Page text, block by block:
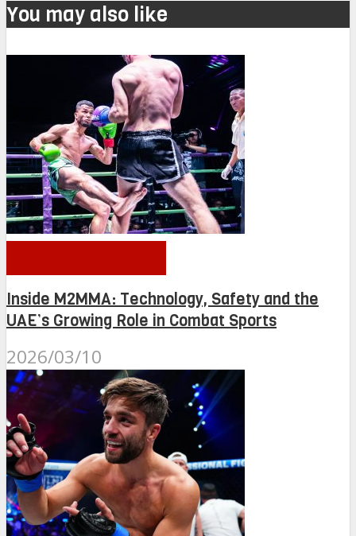
You may also like
Inside M2MMA: Technology, Safety and the
UAE’s Growing Role in Combat Sports
2026/03/10